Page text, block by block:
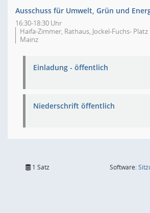
Ausschuss für Umwelt, Grün und
16:30-18:30 Uhr
Haifa-Zimmer, Rathaus, Jockel-Fuchs- Platz
Mainz
Einladung - öffentlich
Niederschrift öffentlich
1 Satz Software: